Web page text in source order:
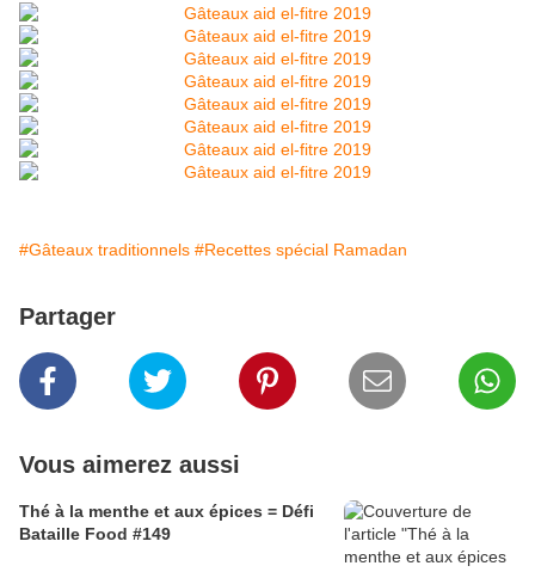
#Gâteaux traditionnels #Recettes spécial Ramadan
Partager
Vous aimerez aussi
Thé à la menthe et aux épices = Défi
Bataille Food #149